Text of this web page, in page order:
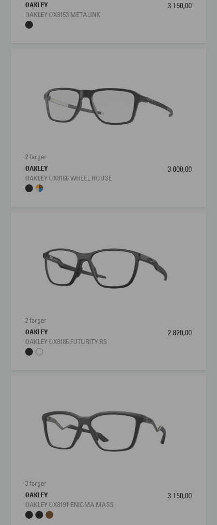
OAKLEY
OAKLEY OX8153 METALINK
3 150,00
2 farger
OAKLEY
OAKLEY OX8166 WHEEL HOUSE
3 000,00
2 farger
OAKLEY
OAKLEY OX8186 FUTURITY RS
2 820,00
3 farger
OAKLEY
OAKLEY OX8191 ENIGMA MASS
3 150,00